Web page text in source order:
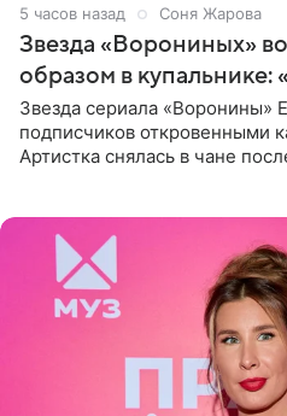
5 часов назад Соня Жарова
Звезда «Ворониных»
образом в купальнике:
Звезда сериала «Воронины»
подписчиков откровенными
Артистка снялась в чане